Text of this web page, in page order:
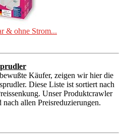
& ohne Strom...
Käufer, zeigen wir hier die
Diese Liste ist sortiert nach
Unser Produktcrawler
allen Preisreduzierungen.